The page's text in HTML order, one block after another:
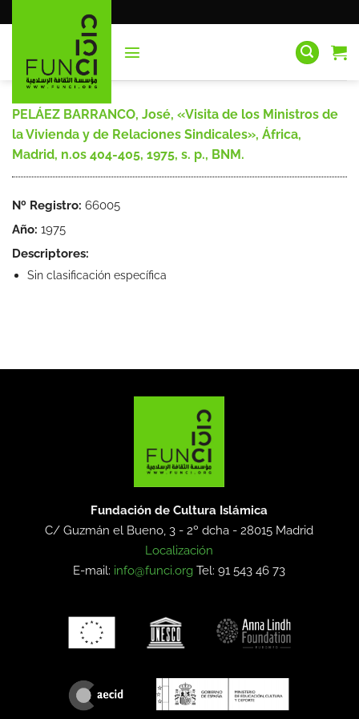
al
PELÁEZ BARRANCO, José, «Visita de los Ministros de
la Vivienda y de Relaciones Sindicales», África,
Madrid, n.os 404-405, 1975, s. p., BNM.
Nº Registro: 66005
Año: 1975
Descriptores:
Sin clasificación específica
Fundación de Cultura Islámica
C/ Guzmán el Bueno, 3 - 2º dcha -28015 Madrid
Localización
E-mail: info@funci.org Tel: 91 543 46 73